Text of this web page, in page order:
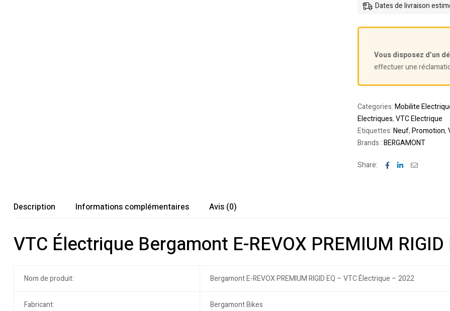
Dates de livraison
Vous disposez d’un
effectuer une
Categories:Mobilite
Electriques,VTC Electrique
Etiquettes:Neuf,Promotion,
Brands :BERGAMONT
Share: Facebook
LinkedinEmail
Description Informations complémentaires Avis (0)
VTC Électrique Bergamont E-REVOX PREMIUM
Nom de produit: Bergamont E-REVOX PREMIUM RIGID EQ – VTC Électrique – 2022
Fabricant: Bergamont Bikes